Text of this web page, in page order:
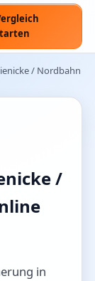
/ Nordbahn
/
in